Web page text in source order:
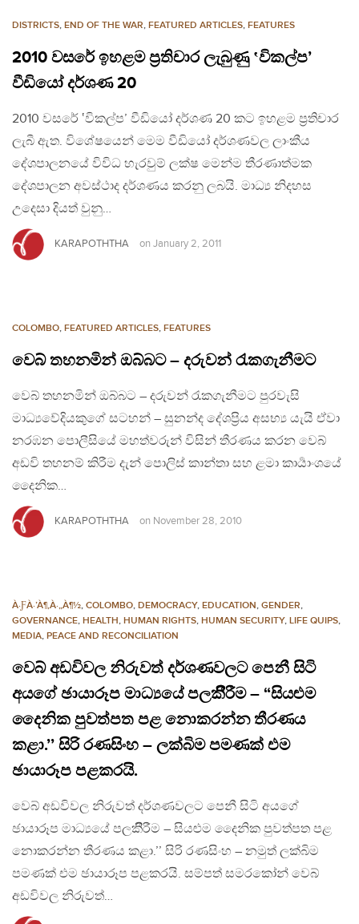
DISTRICTS, END OF THE WAR, FEATURED ARTICLES, FEATURES
2010 වසරේ ඉහළම ප්‍රතිචාර ලැබුණු ‛විකල්ප’
වීඩියෝ දර්ශණ 20
2010 වසරේ ‛විකල්ප’ වීඩියෝ දර්ශණ 20 කට ඉහළම ප්‍රතිචාර
ලැබී ඇත. විශේෂයෙන් මෙම වීඩියෝ දර්ශණවල ලාංකීය
දේශපාලනයේ විවිධ හැරවුම් ලක්ෂ මෙන්ම තීරණාත්මක
දේශපාලන අවස්ථාද දර්ශණය කරනු ලබයි. මාධ්‍ය නිදහස
උදෙසා දියත් වුනු…
KARAPOTHTHA on January 2, 2011
COLOMBO, FEATURED ARTICLES, FEATURES
වෙබ් තහනමින් ඔබ්බට – දරුවන් රැකගැනීමට
වෙබ් තහනමින් ඔබ්බට – දරුවන් රැකගැනීමට පුරවැසි
මාධ්‍යවේදියකුගේ සටහන් – සුනන්ද දේශප්‍රිය අසභ්‍ය යැයි ඒවා
නරඹන පොලීසියේ මහත්වරුන් විසින් තීරණය කරන වෙබ්
අඩවි තහනම් කිරීම දැන් පොලිස් කාන්තා සහ ළමා කාර්‍යාංශයේ
දෛනික…
KARAPOTHTHA on November 28, 2010
À·ƑÀ·’À¶‚À·„À¶½, COLOMBO, DEMOCRACY, EDUCATION, GENDER,
GOVERNANCE, HEALTH, HUMAN RIGHTS, HUMAN SECURITY, LIFE QUIPS,
MEDIA, PEACE AND RECONCILIATION
වෙබ් අඩවිවල නිරුවත් දර්ශණවලට පෙනී සිටි
අයගේ ඡායාරූප මාධ්‍යයේ පලකිීරීම – “සියළුම
දෛනික පුවත්පත පළ නොකරන්න තීරණය
කළා.’’ සිරි රණසිංහ – ලක්බිම පමණක් එම
ඡායාරූප පළකරයි.
වෙබ් අඩවිවල නිරුවත් දර්ශණවලට පෙනී සිටි අයගේ
ඡායාරූප මාධ්‍යයේ පලකිීරීම – සියළුම දෛනික පුවත්පත පළ
නොකරන්න තීරණය කළා.’’ සිරි රණසිංහ – නමුත් ලක්බිම
පමණක් එම ඡායාරූප පළකරයි. සම්පත් සමරකෝන් වෙබ්
අඩවිවල නිරුවත්…